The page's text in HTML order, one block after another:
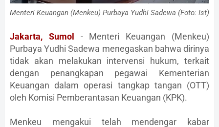
Menteri Keuangan (Menkeu) Purbaya Yudhi Sadewa (Foto: Ist)
Jakarta, Sumol
- Menteri Keuangan (Menkeu)
Purbaya Yudhi Sadewa menegaskan bahwa dirinya
tidak akan melakukan intervensi hukum, terkait
dengan penangkapan pegawai Kementerian
Keuangan dalam operasi tangkap tangan (OTT)
oleh Komisi Pemberantasan Keuangan (KPK).
Menkeu mengakui telah mendengar kabar